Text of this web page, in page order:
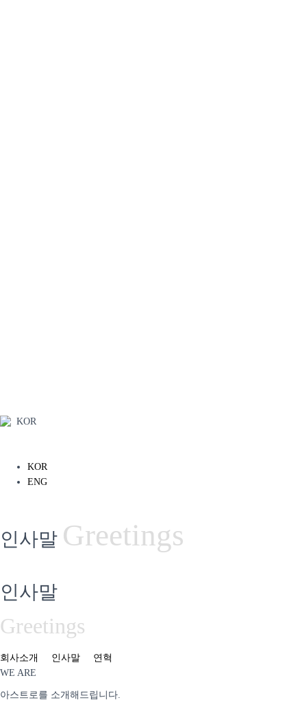
KOR
KOR
ENG
인사말 Greetings
인사말
Greetings
회사소개 인사말
연혁
WE ARE
아스트로를 소개해드립니다.